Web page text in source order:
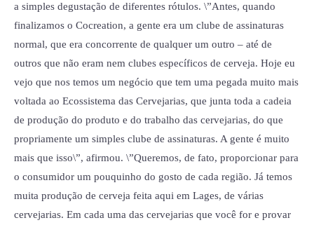
a simples degustação de diferentes rótulos. \”Antes, quando
finalizamos o Cocreation, a gente era um clube de assinaturas
normal, que era concorrente de qualquer um outro – até de
outros que não eram nem clubes específicos de cerveja. Hoje eu
vejo que nos temos um negócio que tem uma pegada muito mais
voltada ao Ecossistema das Cervejarias, que junta toda a cadeia
de produção do produto e do trabalho das cervejarias, do que
propriamente um simples clube de assinaturas. A gente é muito
mais que isso\”, afirmou. \”Queremos, de fato, proporcionar para
o consumidor um pouquinho do gosto de cada região. Já temos
muita produção de cerveja feita aqui em Lages, de várias
cervejarias. Em cada uma das cervejarias que você for e provar